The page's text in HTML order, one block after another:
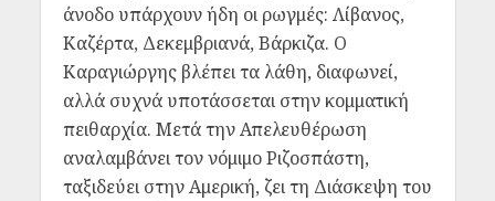
άνοδο υπάρχουν ήδη οι ρωγμές: Λίβανος,
Καζέρτα, Δεκεμβριανά, Βάρκιζα. Ο
Καραγιώργης βλέπει τα λάθη, διαφωνεί,
αλλά συχνά υποτάσσεται στην κομματική
πειθαρχία. Μετά την Απελευθέρωση
αναλαμβάνει τον νόμιμο Ριζοσπάστη,
ταξιδεύει στην Αμερική, ζει τη Διάσκεψη του